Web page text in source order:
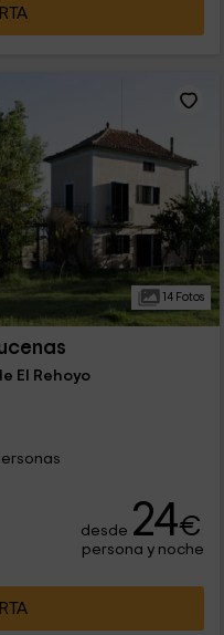
14 Fotos
El Rehoyo
desde 24€
persona y noche